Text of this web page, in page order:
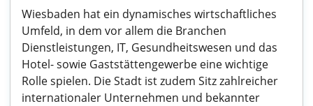
Wiesbaden hat ein dynamisches wirtschaftliches
Umfeld, in dem vor allem die Branchen
Dienstleistungen, IT, Gesundheitswesen und das
Hotel- sowie Gaststättengewerbe eine wichtige
Rolle spielen. Die Stadt ist zudem Sitz zahlreicher
internationaler Unternehmen und bekannter